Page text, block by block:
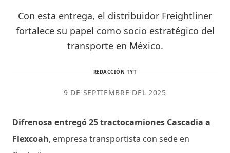
Con esta entrega, el distribuidor Freightliner
fortalece su papel como socio estratégico del
transporte en México.
REDACCIÓN TYT
9 DE SEPTIEMBRE DEL 2025
Difrenosa entregó 25 tractocamiones Cascadia a
Flexcoah, empresa transportista con sede en